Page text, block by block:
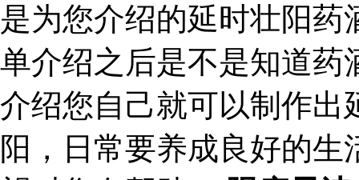
是为您介绍的延时壮阳
单介绍之后是不是知道药
介绍您自己就可以制作出
阳，日常要养成良好的